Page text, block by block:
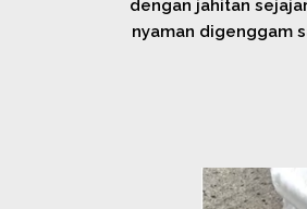
dengan jahitan
nyaman digenggam